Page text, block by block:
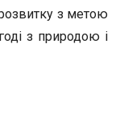
з метою
з природою і